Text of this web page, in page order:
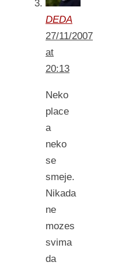
DEDA
27/11/2007
at
20:13
Neko
place
a
neko
se
smeje.
Nikada
ne
mozes
svima
da